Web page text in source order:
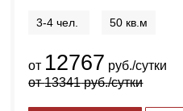
3-4 чел. 50 кв.м
от 12767 руб./сутки
от13341руб./сутки